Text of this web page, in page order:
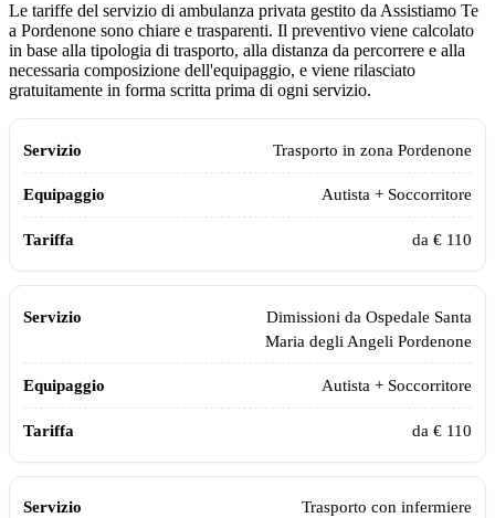
Le tariffe del servizio di ambulanza privata gestito da Assistiamo Te
a Pordenone sono chiare e trasparenti. Il preventivo viene calcolato
in base alla tipologia di trasporto, alla distanza da percorrere e alla
necessaria composizione dell'equipaggio, e viene rilasciato
gratuitamente in forma scritta prima di ogni servizio.
Servizio
Trasporto in zona Pordenone
Autista + Soccorritore
da € 110
Dimissioni da Ospedale Santa
Maria degli Angeli Pordenone
Autista + Soccorritore
da € 110
Trasporto con infermiere